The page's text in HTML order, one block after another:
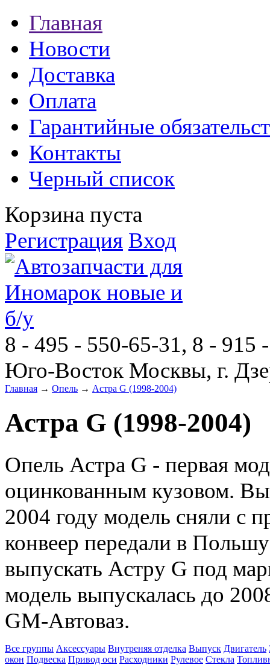
Главная
Новости
Доставка
Оплата
Гарантийные
Контакты
Черный список
Корзина пуста
Регистрация Вход
8 - 495 - 550-65-31, 8 - 915
Юго-Восток Москвы, г.
Главная → Опель → Астра G (1998-2004)
Астра G (1998-2004)
Опель Астра G - первая
оцинкованным кузовом.
2004 году модель сняли с
конвеер передали в
выпускать Астру G под
модель выпускалась до
GM-Автоваз.
Все группы Аксессуары Внутреняя отделка Выпуск Двигатель
окон Подвеска Привод оси Расходники Рулевое Стекла